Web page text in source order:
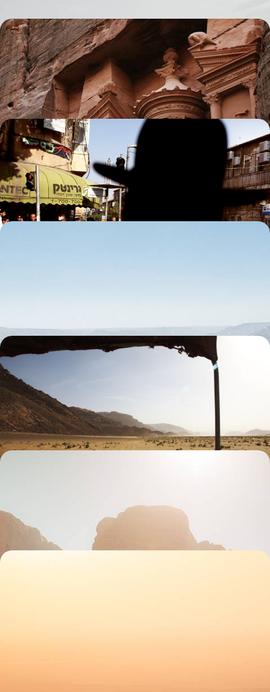
La Jordanie en famille - Pétra, le désert et les mers
Sillonner le pays en voiture, du nord au sud, de la mer Morte jusqu'à la
mer Rouge
9 jours, de 3400 à 4300 €
God-Trotter en Terre Sainte - Jordanie, Israël,
Palestine
Un voyage au carrefour des trois religions du Livre
14 jours, de 4200 à 5800 €
Jordanie et Arabie Saoudite - Au fil des royaumes
arabes
De Pétra à Al-Ula, se frotter au génie des Nabatéens ; agrémenter
l'aventure d'une virée dans le désert et d'un pèlerinage à Médine
10 jours, de 5800 à 7400 €
14 jours, de 7300 à 8900 €